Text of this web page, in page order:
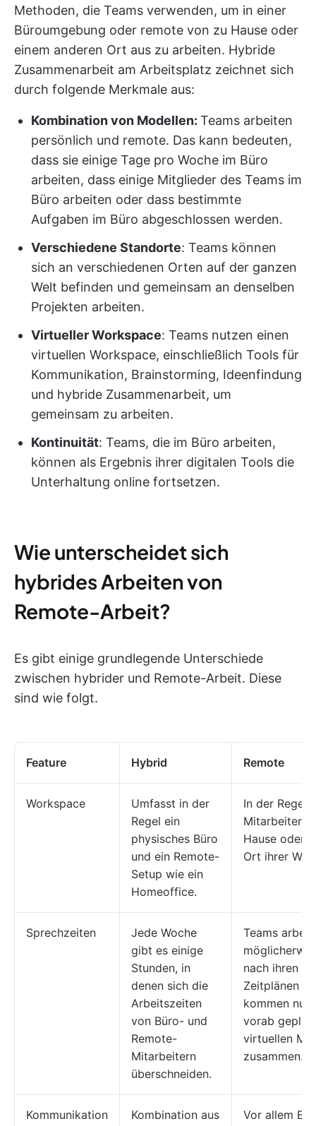
Methoden, die Teams verwenden, um in einer
Büroumgebung oder remote von zu Hause oder
einem anderen Ort aus zu arbeiten. Hybride
Zusammenarbeit am Arbeitsplatz zeichnet sich
durch folgende Merkmale aus:
Kombination von Modellen: Teams arbeiten
persönlich und remote. Das kann bedeuten,
dass sie einige Tage pro Woche im Büro
arbeiten, dass einige Mitglieder des Teams im
Büro arbeiten oder dass bestimmte
Aufgaben im Büro abgeschlossen werden.
Verschiedene Standorte: Teams können
sich an verschiedenen Orten auf der ganzen
Welt befinden und gemeinsam an denselben
Projekten arbeiten.
Virtueller Workspace: Teams nutzen einen
virtuellen Workspace, einschließlich Tools für
Kommunikation, Brainstorming, Ideenfindung
und hybride Zusammenarbeit, um
gemeinsam zu arbeiten.
Kontinuität: Teams, die im Büro arbeiten,
können als Ergebnis ihrer digitalen Tools die
Unterhaltung online fortsetzen.
Wie unterscheidet sich
hybrides Arbeiten von
Remote-Arbeit?
Es gibt einige grundlegende Unterschiede
zwischen hybrider und Remote-Arbeit. Diese
sind wie folgt.
Feature Hybrid Remote
Workspace
Umfasst in der
Regel ein
physisches Büro
und ein Remote-
Setup wie ein
Homeoffice.
In der Regel
Mitarbeiter
Hause oder
Ort ihrer
Sprechzeiten
Jede Woche
gibt es einige
Stunden, in
denen sich die
Arbeitszeiten
von Büro- und
Remote-
Mitarbeitern
überschneiden.
Teams
nach ihren
Zeitplänen
kommen nur
vorab
virtuellen
zusammen.
Kommunikation
Kombination aus
Vor allem E-